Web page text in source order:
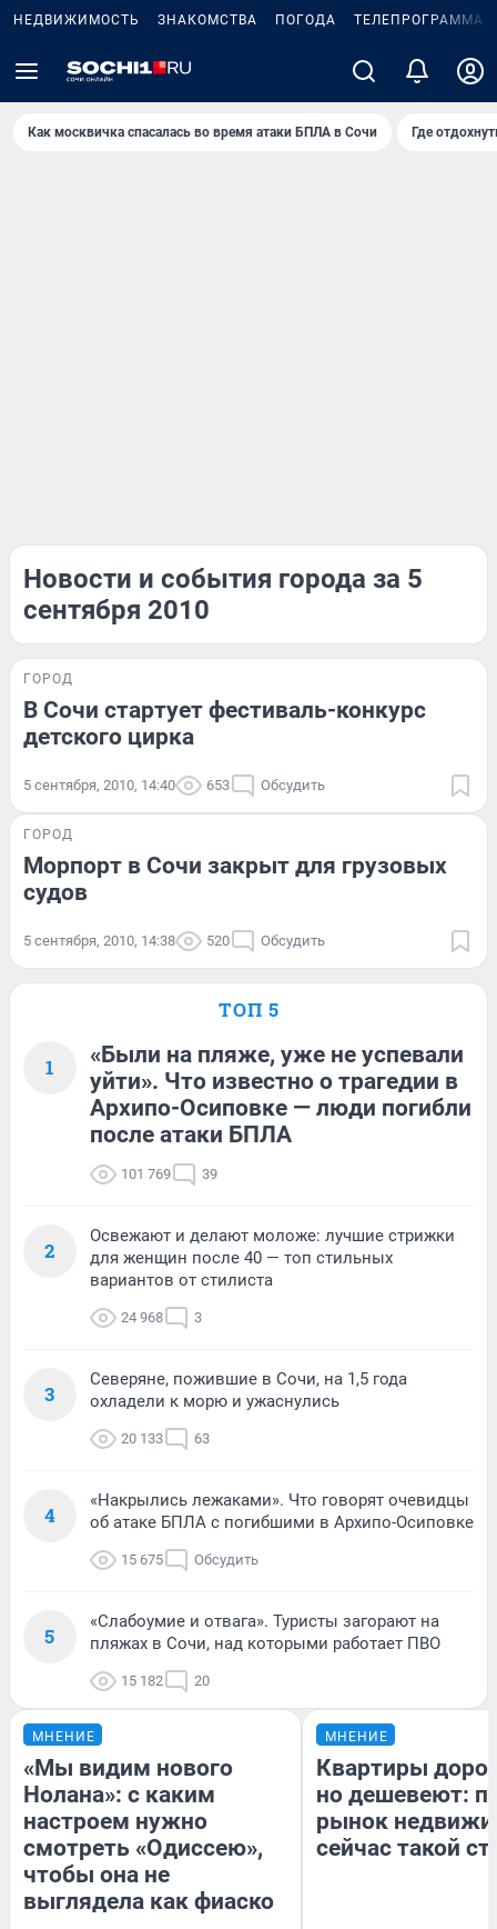
НЕДВИЖИМОСТЬ ЗНАКОМСТВА ПОГОДА ТЕЛЕПРОГРАММА
Как москвичка спасалась во время атаки БПЛА в Сочи Где
Новости и события города за 5
сентября 2010
ГОРОД
В Сочи стартует фестиваль-конкурс
детского цирка
5 сентября, 2010, 14:40 653 Обсудить
ГОРОД
Морпорт в Сочи закрыт для грузовых
судов
5 сентября, 2010, 14:38 520 Обсудить
ТОП 5
1
«Были на пляже, уже не успевали
уйти». Что известно о трагедии в
Архипо-Осиповке — люди погибли
после атаки БПЛА
101 769 39
2
Освежают и делают моложе: лучшие стрижки
для женщин после 40 — топ стильных
вариантов от стилиста
24 968 3
3
Северяне, пожившие в Сочи, на 1,5 года
охладели к морю и ужаснулись
20 133 63
4
«Накрылись лежаками». Что говорят очевидцы
об атаке БПЛА с погибшими в Архипо-Осиповке
15 675 Обсудить
5
«Слабоумие и отвага». Туристы загорают на
пляжах в Сочи, над которыми работает ПВО
15 182 20
МНЕНИЕ
«Мы видим нового
Нолана»: с каким
настроем нужно
смотреть «Одиссею»,
чтобы она не
выглядела как фиаско
МНЕНИЕ
Квартиры
но дешевеют:
рынок
сейчас такой